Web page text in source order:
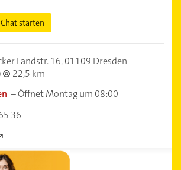
Chat starten
Landstr. 16,01109 Dresden
22,5 km
–Öffnet Montag um 08:00
36